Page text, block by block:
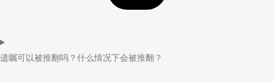
遗嘱可以被推翻吗？什么情况下会被推翻？